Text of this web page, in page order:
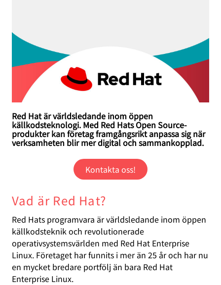
Red Hat är världsledande inom öppen
källkodsteknologi. Med Red Hats Open Source-
produkter kan företag framgångsrikt anpassa sig när
verksamheten blir mer digital och sammankopplad.
Kontakta oss!
Vad är Red Hat?
Red Hats programvara är världsledande inom öppen
källkodsteknik och revolutionerade
operativsystemsvärlden med Red Hat Enterprise
Linux. Företaget har funnits i mer än 25 år och har nu
en mycket bredare portfölj än bara Red Hat
Enterprise Linux.